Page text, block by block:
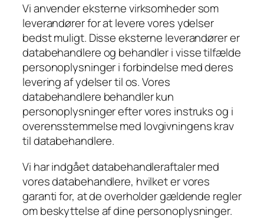
Vi anvender eksterne virksomheder som
leverandører for at levere vores ydelser
bedst muligt. Disse eksterne leverandører er
databehandlere og behandler i visse tilfælde
personoplysninger i forbindelse med deres
levering af ydelser til os. Vores
databehandlere behandler kun
personoplysninger efter vores instruks og i
overensstemmelse med lovgivningens krav
til databehandlere.
Vi har indgået databehandleraftaler med
vores databehandlere, hvilket er vores
garanti for, at de overholder gældende regler
om beskyttelse af dine personoplysninger.